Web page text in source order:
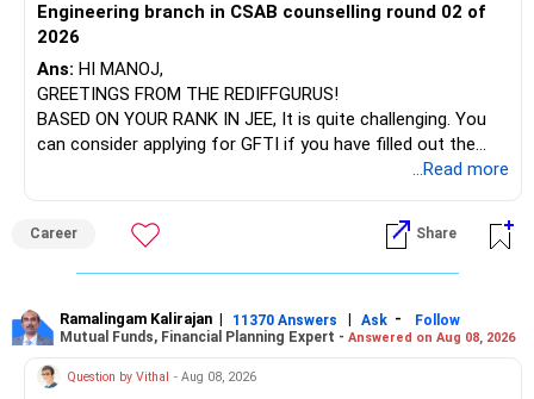
Engineering branch in CSAB counselling round 02 of
2026
Ans: HI MANOJ,
GREETINGS FROM THE REDIFFGURUS!
BASED ON YOUR RANK IN JEE, It is quite challenging. You
can consider applying for GFTI if you have filled out the
ALL THE BEST.
...Read more
Career Share
Ramalingam Kalirajan | 11370 Answers | Ask -
Follow
Mutual Funds, Financial Planning Expert - Answered on Aug 08, 2026
Question by Vithal - Aug 08, 2026